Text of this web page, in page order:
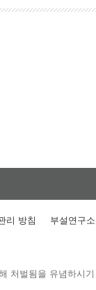
리 방침 부설연구
처벌됨을 유념하시